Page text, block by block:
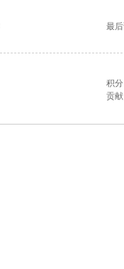
最
积分
贡献